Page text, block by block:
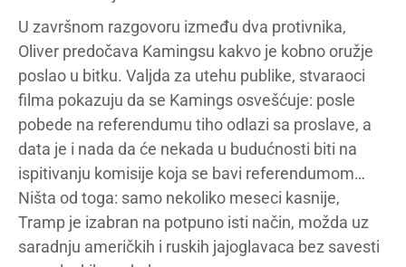
U završnom razgovoru između dva protivnika,
Oliver predočava Kamingsu kakvo je kobno oružje
poslao u bitku. Valjda za utehu publike, stvaraoci
filma pokazuju da se Kamings osvešćuje: posle
pobede na referendumu tiho odlazi sa proslave, a
data je i nada da će nekada u budućnosti biti na
ispitivanju komisije koja se bavi referendumom…
Ništa od toga: samo nekoliko meseci kasnije,
Tramp je izabran na potpuno isti način, možda uz
saradnju američkih i ruskih jajoglavaca bez savesti